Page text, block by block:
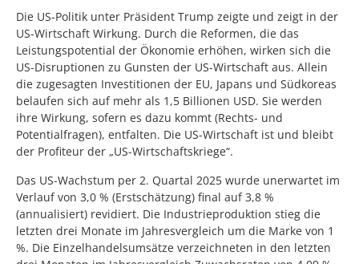
Die US-Politik unter Präsident Trump zeigte und zeigt in der
US-Wirtschaft Wirkung. Durch die Reformen, die das
Leistungspotential der Ökonomie erhöhen, wirken sich die
US-Disruptionen zu Gunsten der US-Wirtschaft aus. Allein
die zugesagten Investitionen der EU, Japans und Südkoreas
belaufen sich auf mehr als 1,5 Billionen USD. Sie werden
ihre Wirkung, sofern es dazu kommt (Rechts- und
Potentialfragen), entfalten. Die US-Wirtschaft ist und bleibt
der Profiteur der „US-Wirtschaftskriege“.
Das US-Wachstum per 2. Quartal 2025 wurde unerwartet im
Verlauf von 3,0 % (Erstschätzung) final auf 3,8 %
(annualisiert) revidiert. Die Industrieproduktion stieg die
letzten drei Monate im Jahresvergleich um die Marke von 1
%. Die Einzelhandelsumsätze verzeichneten in den letzten